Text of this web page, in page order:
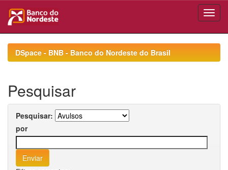
navigationDSpace - BNB - Banco do Nordeste do Brasil
Pesquisar
Pesquisar:
por